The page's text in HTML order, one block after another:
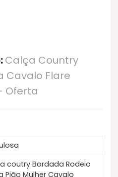
Calça Country
Cavalo Flare
Oferta
coutry Bordada Rodeio
Pião Mulher Cavalo